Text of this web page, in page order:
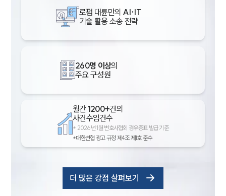
로펌 대륜만의 AI·IT
기술 활용 소송 전략
260명 이상의
주요 구성원
월간1200+건의
사건수임건수
* 2026년 1월 변호사협회 경유증표 발급 기준
*대한변협 광고 규정 제4조 제1호 준수
더 많은 강점 살펴보기